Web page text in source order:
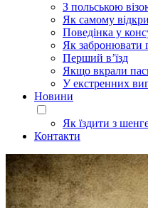
З польською
Як самому
Поведінка у
Як забронювати
Перший в’їзд
Якщо вкрали
У екстренних
Новини
Як їздити з
Контакти